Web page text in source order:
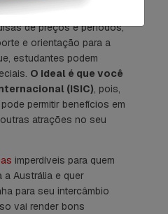
para a Austrália
de preços e períodos,
e orientação para a
estudantes podem
O ideal é que você
(ISIC), pois,
permitir benefícios em
atrações no seu
imperdíveis para quem
a Austrália e quer
para seu intercâmbio
vai render bons